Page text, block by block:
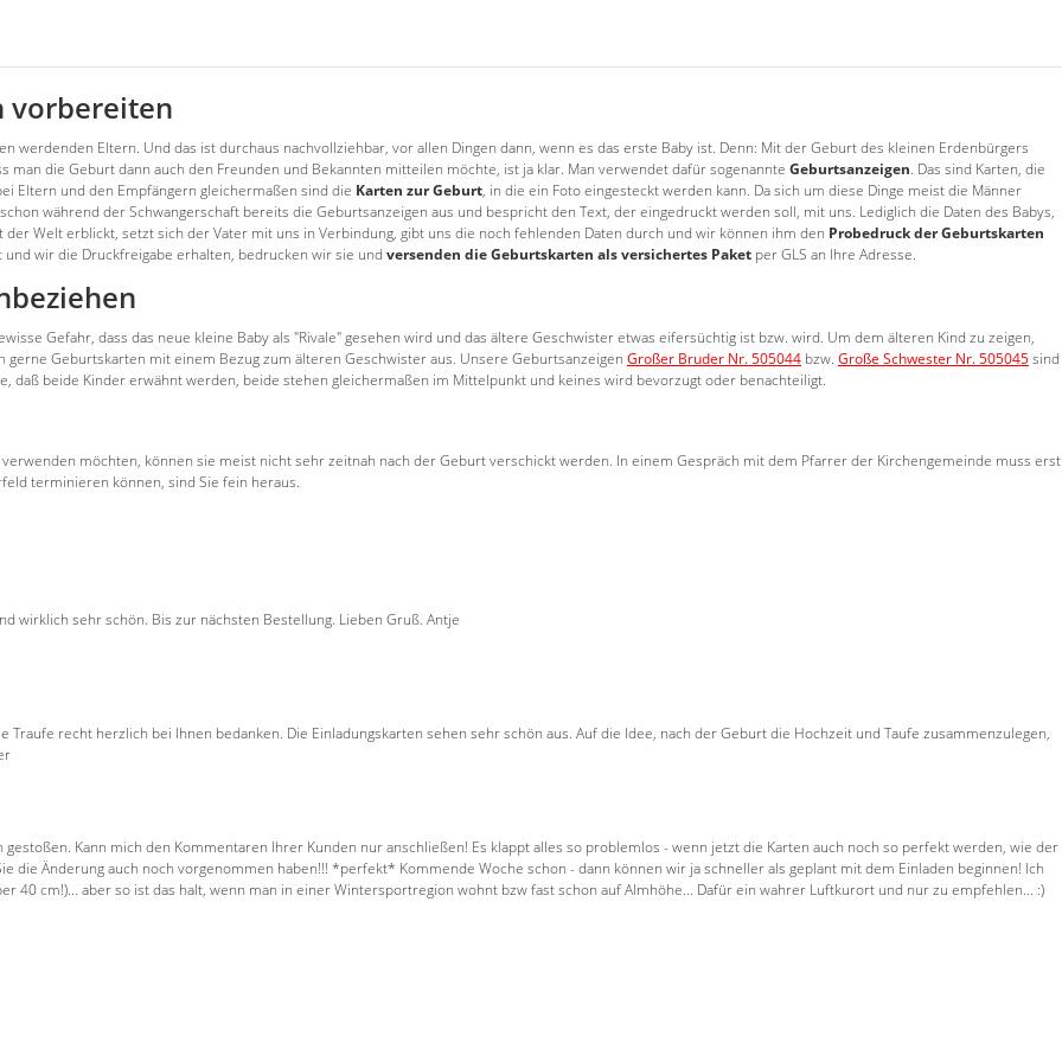
vorbereiten
Eltern. Und das ist durchaus nachvollziehbar, vor allen Dingen dann, wenn es das erste Baby ist. Denn: Mit der Geburt des kleinen Erdenbürgers
die Geburt dann auch den Freunden und Bekannten mitteilen möchte, ist ja klar. Man verwendet dafür sogenannte Geburtsanzeigen. Das sind Karten, die
Eltern und den Empfängern gleichermaßen sind die Karten zur Geburt, in die ein Foto eingesteckt werden kann. Da sich um diese Dinge meist die Männer
während der Schwangerschaft bereits die Geburtsanzeigen aus und bespricht den Text, der eingedruckt werden soll, mit uns. Lediglich die Daten des Babys,
Welt erblickt, setzt sich der Vater mit uns in Verbindung, gibt uns die noch fehlenden Daten durch und wir können ihm den Probedruck der Geburtskarten
wir die Druckfreigabe erhalten, bedrucken wir sie und versenden die Geburtskarten als versichertes Paket per GLS an Ihre Adresse.
Gefahr, dass das neue kleine Baby als "Rivale" gesehen wird und das ältere Geschwister etwas eifersüchtig ist bzw. wird. Um dem älteren Kind zu zeigen,
Geburtskarten mit einem Bezug zum älteren Geschwister aus. Unsere Geburtsanzeigen Großer Bruder Nr. 505044 bzw. Große Schwester Nr. 505045sind
daß beide Kinder erwähnt werden, beide stehen gleichermaßen im Mittelpunkt und keines wird bevorzugt oder benachteiligt.
möchten, können sie meist nicht sehr zeitnah nach der Geburt verschickt werden. In einem Gespräch mit dem Pfarrer der Kirchengemeinde muss erst
terminieren können, sind Sie fein heraus.
wirklich sehr schön. Bis zur nächsten Bestellung. Lieben Gruß. Antje
recht herzlich bei Ihnen bedanken. Die Einladungskarten sehen sehr schön aus. Auf die Idee, nach der Geburt die Hochzeit und Taufe zusammenzulegen,
Kann mich den Kommentaren Ihrer Kunden nur anschließen! Es klappt alles so problemlos - wenn jetzt die Karten auch noch so perfekt werden, wie der
die Änderung auch noch vorgenommen haben!!! *perfekt* Kommende Woche schon - dann können wir ja schneller als geplant mit dem Einladen beginnen! Ich
40 cm!)... aber so ist das halt, wenn man in einer Wintersportregion wohnt bzw fast schon auf Almhöhe... Dafür ein wahrer Luftkurort und nur zu empfehlen... :)